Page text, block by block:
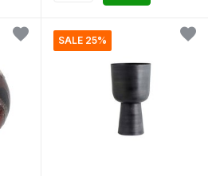
SALE 25%